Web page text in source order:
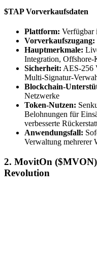
$TAP Vorverkaufsdaten
Plattform: Verfügbar
Vorverkaufszugang:
Hauptmerkmale:
Integration, Offshore-
Sicherheit: AES-256
Multi-Signatur-
Blockchain-
Netzwerke
Token-Nutzen:
Belohnungen für
verbesserte
Anwendungsfall:
Verwaltung mehrerer
2. MovitOn
Revolution